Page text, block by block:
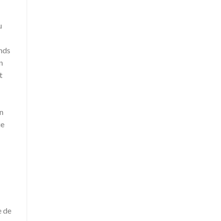
de